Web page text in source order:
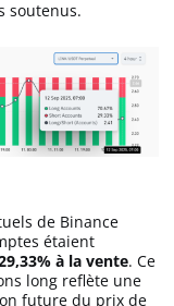
soutenus.
de Binance
étaient
à la vente. Ce
long reflète une
future du prix de